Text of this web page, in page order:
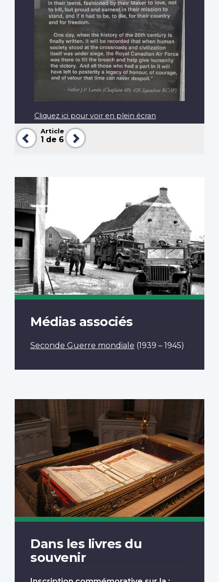
Précédent
Article
1 de 6
Suivant
Cliquez ici pour voir en plein écran
Médias associés
Seconde Guerre mondiale (1939 – 1945)
Dans les livres du
souvenir